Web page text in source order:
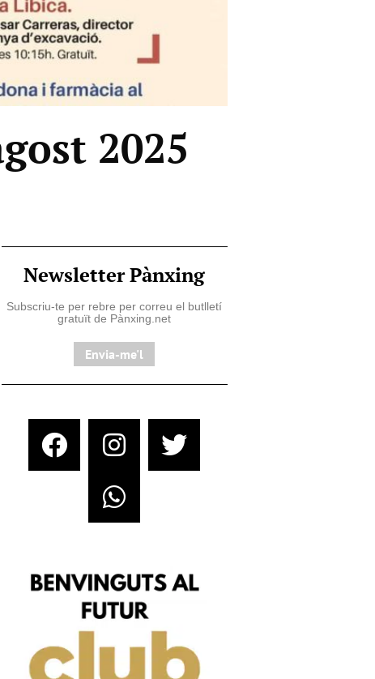
2025
Newsletter Pànxing
Subscriu-te per rebre per correu el butlletí
gratuït de Pànxing.net​
Envia-me'l